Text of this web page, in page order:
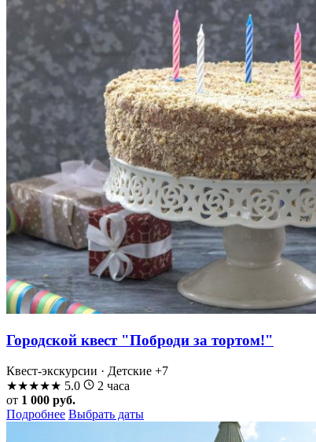
Городской квест "Поброди за тортом!"
Квест-экскурсии · Детские +7
★★★★★ 5.0
2 часа
от 1 000 руб.
Подробнее Выбрать даты